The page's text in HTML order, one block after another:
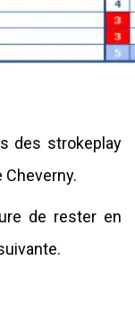
des strokeplay
de rester en